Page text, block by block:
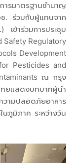
รมาตรฐานชำนาญ
. ร่วมกับผู้แทนจาก
เข้าร่วมการประชุม
Safety Regulatory
Development
Pesticides and
ณ กรุง
ทยแสดงบทบาทผู้นำ
ามปลอดภัยอาหาร
นภูมิภาค ระหว่างวัน